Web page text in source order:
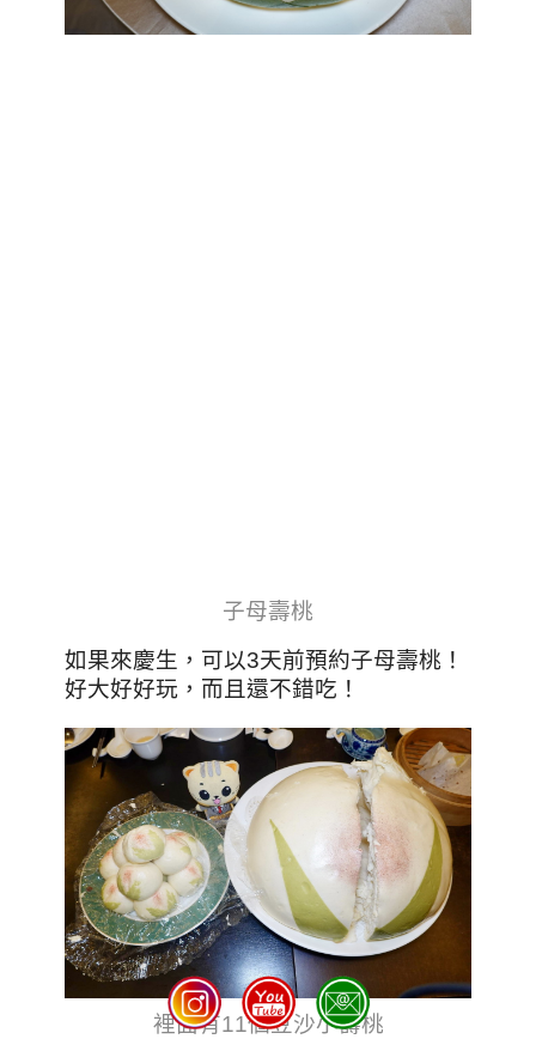
子母壽桃
如果來慶生，可以3天前預約子母壽桃！
好大好好玩，而且還不錯吃！
裡面有11個豆沙小壽桃